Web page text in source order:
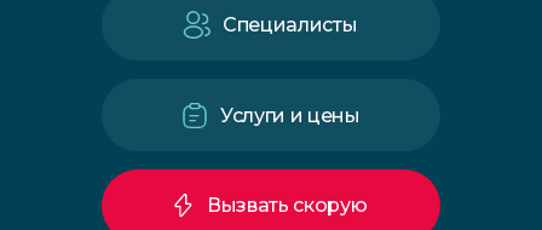
Специалисты
Услуги и цены
Вызвать скорую